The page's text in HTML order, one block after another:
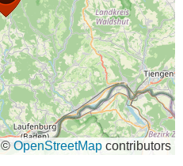
© OpenStreetMap contributors